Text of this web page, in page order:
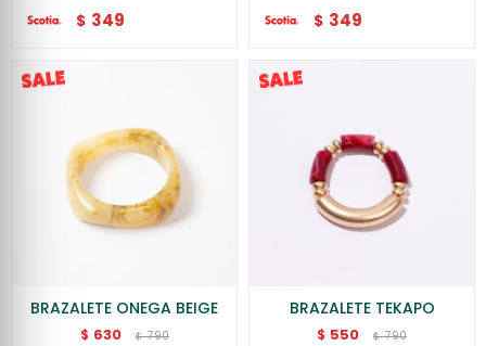
$ 349 $ 349
BRAZALETE ONEGA BEIGE
$ 630 $ 790
BRAZALETE TEKAPO
$ 550 $ 790